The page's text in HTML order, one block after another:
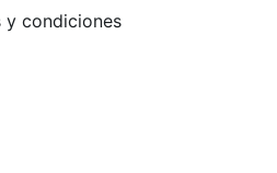
condiciones